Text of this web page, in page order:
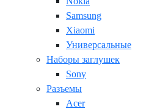
Samsung
Xiaomi
Универсальные
Наборы заглушек
Sony
Разъемы
Acer